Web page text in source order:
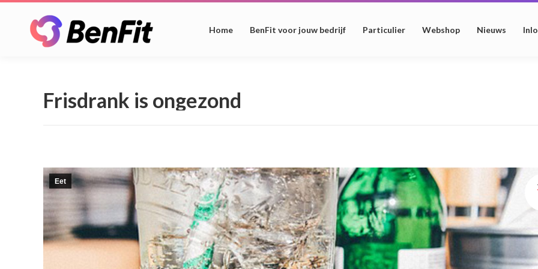
Home BenFit voor jouw bedrijf Particulier Webshop Nieuws
Frisdrank is ongezond
Eet